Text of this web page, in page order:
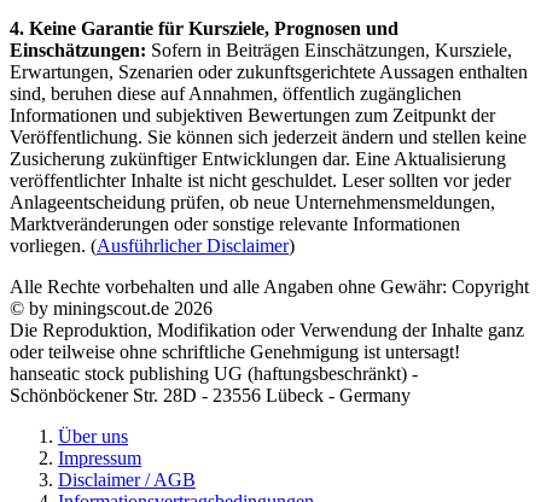
4. Keine Garantie für Kursziele, Prognosen und
Einschätzungen: Sofern in Beiträgen Einschätzungen, Kursziele,
Erwartungen, Szenarien oder zukunftsgerichtete Aussagen enthalten
sind, beruhen diese auf Annahmen, öffentlich zugänglichen
Informationen und subjektiven Bewertungen zum Zeitpunkt der
Veröffentlichung. Sie können sich jederzeit ändern und stellen keine
Zusicherung zukünftiger Entwicklungen dar. Eine Aktualisierung
veröffentlichter Inhalte ist nicht geschuldet. Leser sollten vor jeder
Anlageentscheidung prüfen, ob neue Unternehmensmeldungen,
Marktveränderungen oder sonstige relevante Informationen
vorliegen. (Ausführlicher Disclaimer)
Alle Rechte vorbehalten und alle Angaben ohne Gewähr: Copyright
© by miningscout.de 2026
Die Reproduktion, Modifikation oder Verwendung der Inhalte ganz
oder teilweise ohne schriftliche Genehmigung ist untersagt!
hanseatic stock publishing UG (haftungsbeschränkt) -
Schönböckener Str. 28D - 23556 Lübeck - Germany
Über uns
Impressum
Disclaimer / AGB